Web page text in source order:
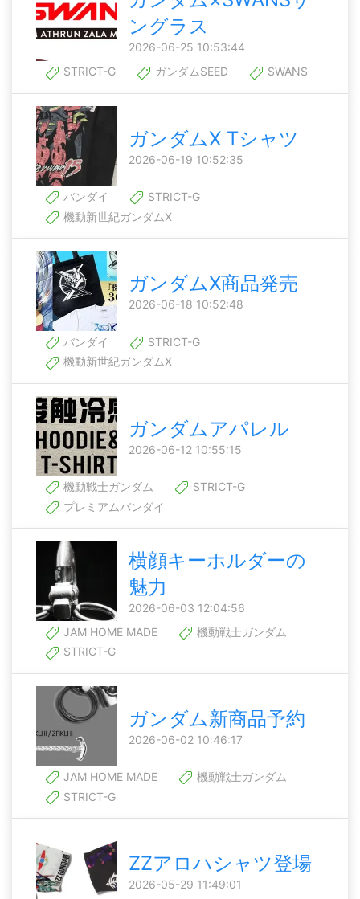
ングラス
2026-06-25 10:53:44
STRICT-G
ガンダムSEED SWANS
ガンダムX Tシャツ
2026-06-19 10:52:35
バンダイ
STRICT-G
機動新世紀ガンダムX
ガンダムX商品発売
2026-06-18 10:52:48
バンダイ
STRICT-G
機動新世紀ガンダムX
ガンダムアパレル
2026-06-12 10:55:15
機動戦士ガンダム
STRICT-G
プレミアムバンダイ
横顔キーホルダーの
魅力
2026-06-03 12:04:56
JAM HOME MADE
機動戦士ガンダム
STRICT-G
ガンダム新商品予約
2026-06-02 10:46:17
JAM HOME MADE
機動戦士ガンダム
STRICT-G
ZZアロハシャツ登場
2026-05-29 11:49:01